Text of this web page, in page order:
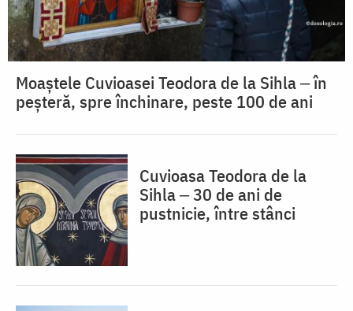
Moaștele Cuvioasei Teodora de la Sihla ‒ în
peșteră, spre închinare, peste 100 de ani
Cuvioasa Teodora de la
Sihla ‒ 30 de ani de
pustnicie, între stânci